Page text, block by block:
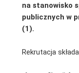
na stanowisko
publicznych w
(1).
Rekrutacja